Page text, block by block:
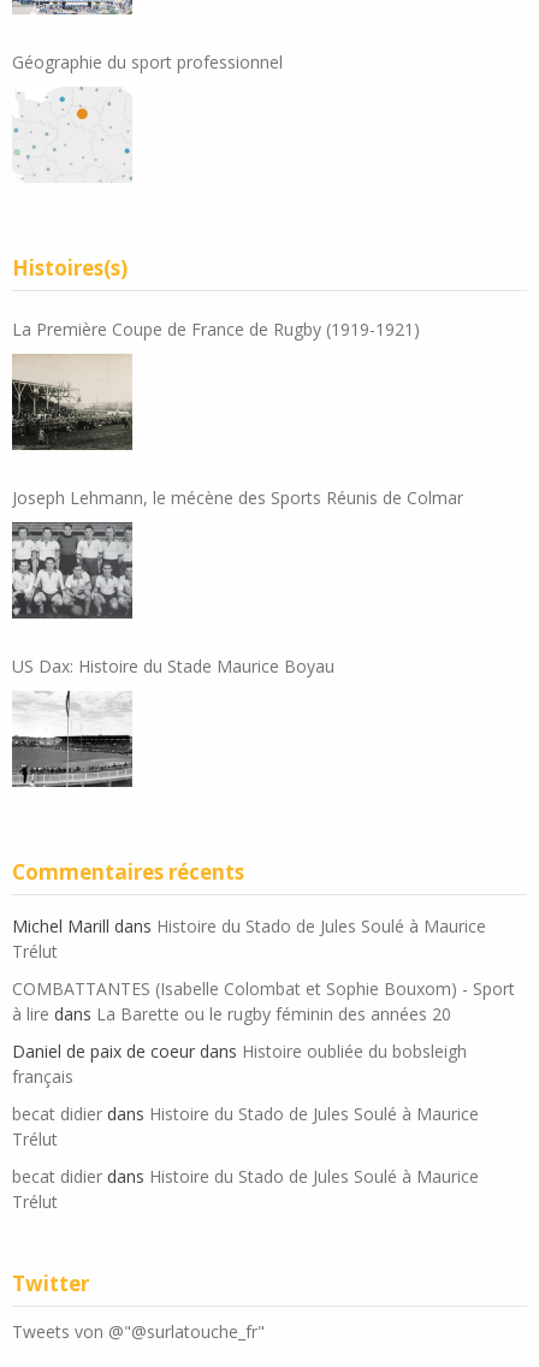
Géographie du sport professionnel
Histoires(s)
La Première Coupe de France de Rugby (1919-1921)
Joseph Lehmann, le mécène des Sports Réunis de Colmar
US Dax: Histoire du Stade Maurice Boyau
Commentaires récents
Michel Marill dans Histoire du Stado de Jules Soulé à Maurice
Trélut
COMBATTANTES (Isabelle Colombat et Sophie Bouxom) - Sport
à lire dans La Barette ou le rugby féminin des années 20
Daniel de paix de coeur dans Histoire oubliée du bobsleigh
français
becat didier dans Histoire du Stado de Jules Soulé à Maurice
Trélut
becat didier dans Histoire du Stado de Jules Soulé à Maurice
Trélut
Twitter
Tweets von @"@surlatouche_fr"